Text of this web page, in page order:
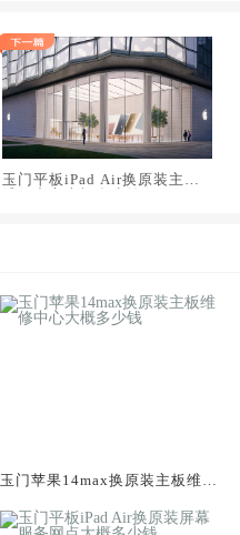
玉门平板iPad Air换原装主板
玉门苹果14max换原装主板维修